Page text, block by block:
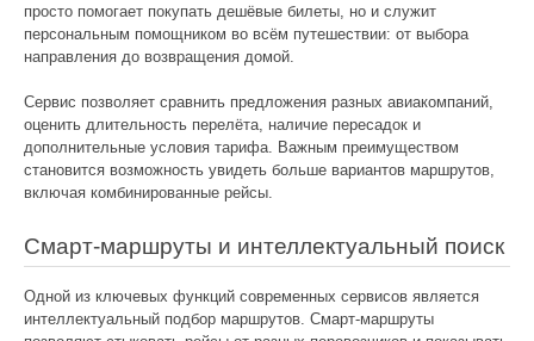
просто помогает покупать дешёвые билеты, но и служит
персональным помощником во всём путешествии: от выбора
направления до возвращения домой.
Сервис позволяет сравнить предложения разных авиакомпаний,
оценить длительность перелёта, наличие пересадок и
дополнительные условия тарифа. Важным преимуществом
становится возможность увидеть больше вариантов маршрутов,
включая комбинированные рейсы.
Смарт-маршруты и интеллектуальный поиск
Одной из ключевых функций современных сервисов является
интеллектуальный подбор маршрутов. Смарт-маршруты